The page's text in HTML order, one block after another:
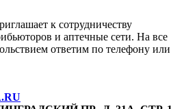
к сотрудничеству
и аптечные сети. На все
ответим по телефону или